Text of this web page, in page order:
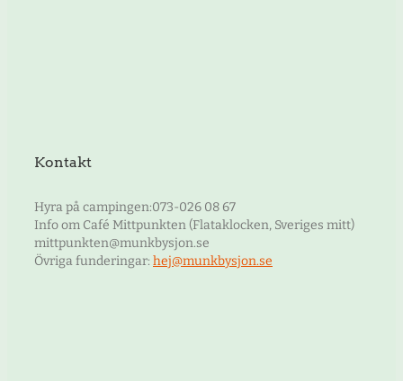
Kontakt
Hyra på campingen:073-026 08 67
Info om Café Mittpunkten (Flataklocken, Sveriges mitt)
mittpunkten@munkbysjon.se
Övriga funderingar: hej@munkbysjon.se